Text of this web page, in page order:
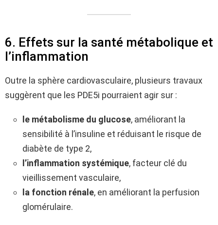
6. Effets sur la santé métabolique et
l’inflammation
Outre la sphère cardiovasculaire, plusieurs travaux
suggèrent que les PDE5i pourraient agir sur :
le métabolisme du glucose, améliorant la
sensibilité à l’insuline et réduisant le risque de
diabète de type 2,
l’inflammation systémique, facteur clé du
vieillissement vasculaire,
la fonction rénale, en améliorant la perfusion
glomérulaire.